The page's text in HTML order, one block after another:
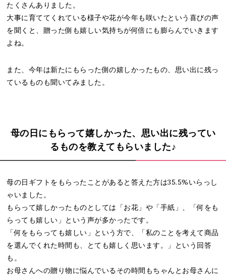
たくさんありました。
大事に育ててくれている様子や花が今年も咲いたという喜びの声
を聞くと、贈った側も嬉しい気持ちが何倍にも膨らんでいきます
よね。
また、今年は新たにもらった側の嬉しかったもの、思い出に残っ
ているものも聞いてみました。
母の日にもらって嬉しかった、思い出に残ってい
るものを教えてもらいました♪
母の日ギフトをもらったことがあると答えた方は35.5%いらっし
ゃいました。
もらって嬉しかったものとしては「お花」や「手紙」、「何をも
らっても嬉しい」という声が多かったです。
「何をもらっても嬉しい」という方で、「私のことを考えて商品
を選んでくれた時間も、とても嬉しく思います。」という回答
も。
お母さんへの贈り物に悩んでいるその時間もちゃんとお母さんに